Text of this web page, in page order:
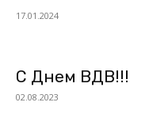
17.01.2024
С Днем ВДВ!!!
02.08.2023